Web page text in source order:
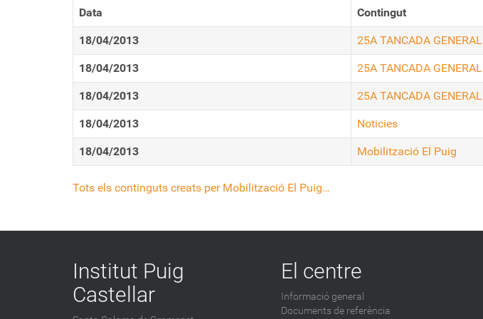
Data Contingut
18/04/2013 25A TANCADA GENERAL
18/04/2013 25A TANCADA GENERAL
18/04/2013 25A TANCADA GENERAL
18/04/2013 Noticies
18/04/2013 Mobilització El Puig
Tots els continguts creats per Mobilització El Puig…
Institut Puig
Castellar
El centre
Informació general
Documents de referència